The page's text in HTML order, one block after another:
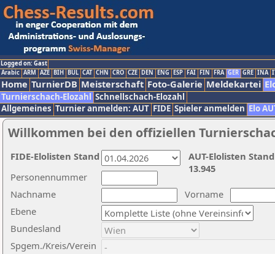
Logged on: Gast
Arabic ARM AZE BIH BUL CAT CHN CRO CZE DEN ENG ESP FAI FIN FRA GER GRE INA
Home TurnierDB Meisterschaft Foto-Galerie Meldekartei
Turnierschach-Elozahl Schnellschach-Elozahl
Allgemeines Turnier anmelden: AUT FIDE Spieler anmelden Elo
Willkommen bei den offiziellen
Nachname
Vorname
Ebene
Personennummer
Bundesland
Spgem./Kreis/Verein
AUT-Elolisten
13.945
FIDE-Elolisten Stand